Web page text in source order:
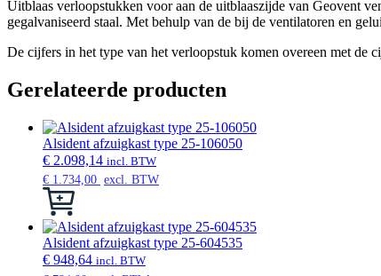
Uitblaas verloopstukken voor aan de uitblaaszijde van Geovent
gegalvaniseerd staal. Met behulp van de bij de ventilatoren en
De cijfers in het type van het verloopstuk komen overeen met
Gerelateerde producten
Alsident afzuigkast type 25-106050
€ 2.098,14 incl. BTW
€ 1.734,00 excl. BTW
Dit
heeft
meerdere
variaties.
Alsident afzuigkast type 25-604535
€ 948,64 incl. BTW